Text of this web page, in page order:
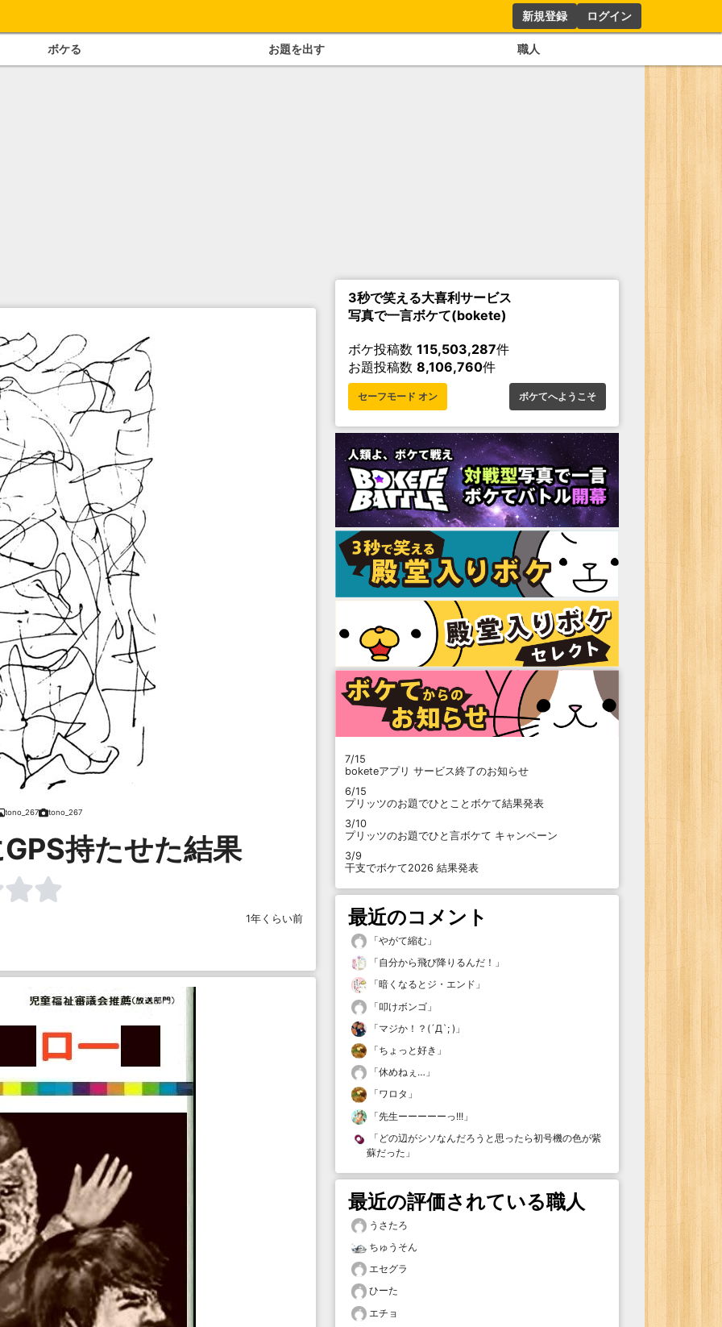
新規登録 ログイン
ボケる お題を出す 職人
tono_267 tono_267
持たせた結果
1年くらい前
3秒で笑える大喜利サービス
写真で一言ボケて(bokete)
ボケ投稿数 115,503,287件
お題投稿数 8,106,760件
セーフモード オン ボケてへようこそ
7/15
boketeアプリ サービス終了のお知らせ
6/15
プリッツのお題でひとことボケて結果発表
3/10
プリッツのお題でひと言ボケて キャンペーン
3/9
干支でボケて2026 結果発表
最近のコメント
「やがて縮む 」
「自分から飛び降りるんだ！ 」
「暗くなるとジ・エンド 」
「叩けボンゴ 」
「マジか！？(´Д`; ) 」
「ちょっと好き 」
「休めねぇ… 」
「ワロタ 」
「先生ーーーーーっ!!! 」
「 どの辺がシソなんだろうと思ったら初号機の色が紫
蘇だった 」
最近の評価されている職人
うさたろ
ちゅうそん
エセグラ
ひーた
エチョ